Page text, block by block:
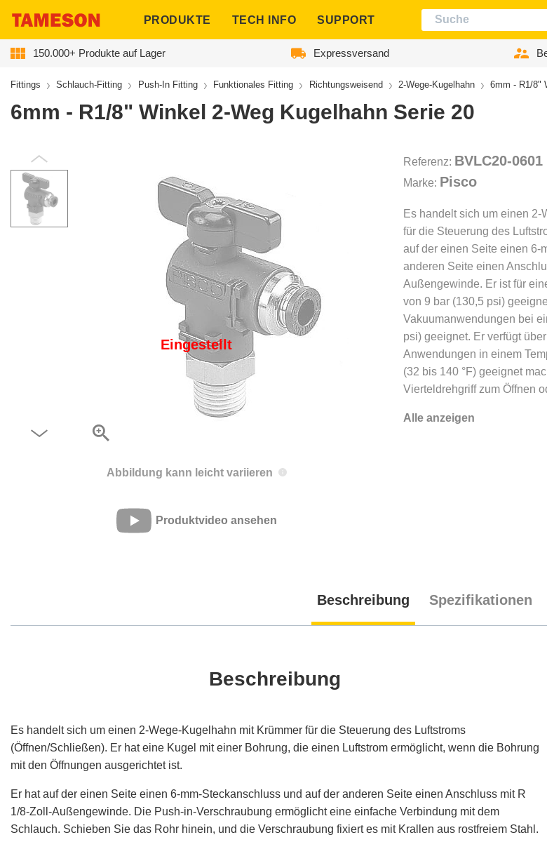
PRODUKTE TECH INFO SUPPORT
150.000+ Produkte auf Lager Expressversand
Fittings Schlauch-Fitting Push-In Fitting Funktionales Fitting Richtungsweisend 2-Wege-Kugelhahn 6mm - R1/8"
6mm - R1/8" Winkel 2-Weg Kugelhahn Serie 20
Eingestellt
Abbildung kann leicht variieren
Produktvideo ansehen
Referenz: BVLC20-0601
Marke: Pisco
Es handelt sich um einen
für die Steuerung des
auf der einen Seite einen 6-
anderen Seite einen
Außengewinde. Er ist für
von 9 bar (130,5 psi)
Vakuumanwendungen bei
psi) geeignet. Er verfügt
Anwendungen in einem
(32 bis 140 °F) geeignet
Vierteldrehgriff zum Öffnen
Alle anzeigen
Beschreibung Spezifikationen
Beschreibung
Es handelt sich um einen 2-Wege-Kugelhahn mit Krümmer für die Steuerung des Luftstroms
(Öffnen/Schließen). Er hat eine Kugel mit einer Bohrung, die einen Luftstrom ermöglicht, wenn die Bohrung
mit den Öffnungen ausgerichtet ist.
Er hat auf der einen Seite einen 6-mm-Steckanschluss und auf der anderen Seite einen Anschluss mit R
1/8-Zoll-Außengewinde. Die Push-in-Verschraubung ermöglicht eine einfache Verbindung mit dem
Schlauch. Schieben Sie das Rohr hinein, und die Verschraubung fixiert es mit Krallen aus rostfreiem Stahl.